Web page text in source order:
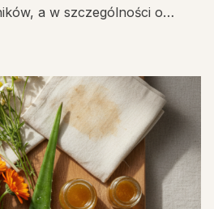
a w szczególności o…